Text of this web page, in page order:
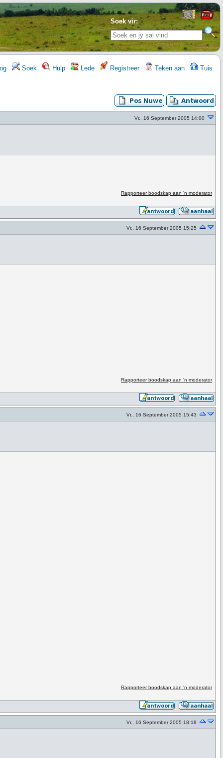
Soek vir:
Soek Hulp Lede Registreer Teken aan Tuis
Vr., 16 September 2005 14:00
Rapporteer boodskap aan 'n moderator
Vr., 16 September 2005 15:25
Rapporteer boodskap aan 'n moderator
Vr., 16 September 2005 15:43
Rapporteer boodskap aan 'n moderator
Vr., 16 September 2005 18:18